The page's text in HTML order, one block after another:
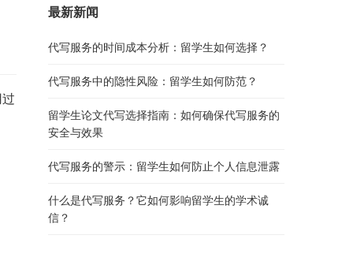
最新新闻
代写服务的时间成本分析：留学生如何选择？
代写服务中的隐性风险：留学生如何防范？
留学生论文代写选择指南：如何确保代写服务的
安全与效果
代写服务的警示：留学生如何防止个人信息泄露
什么是代写服务？它如何影响留学生的学术诚
信？